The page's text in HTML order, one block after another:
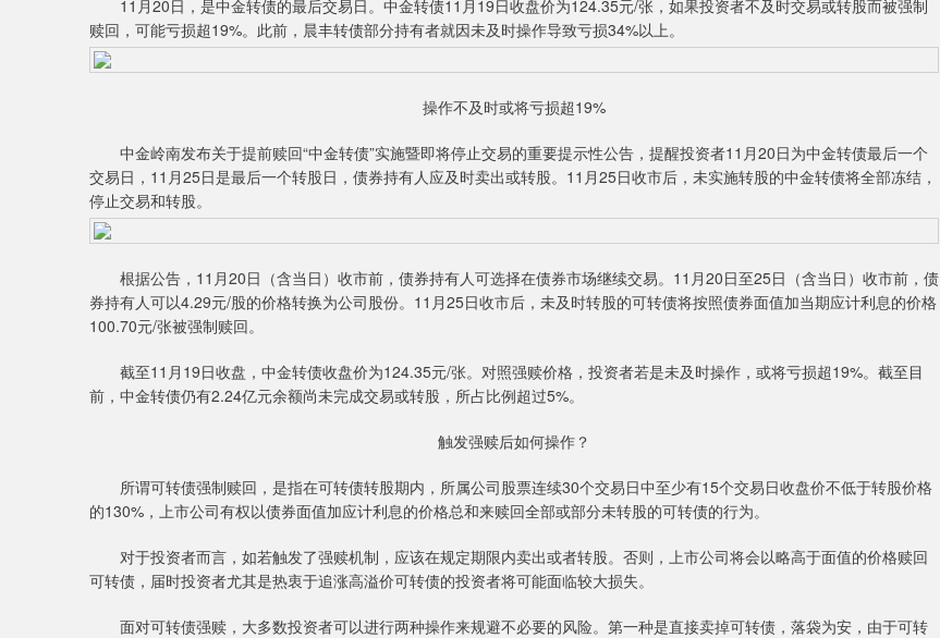
11月20日，是中金转债的最后交易日。中金转债11月19日收盘价为124.35元/张，如果投资者不及时交易或转股而被强制
赎回，可能亏损超19%。此前，晨丰转债部分持有者就因未及时操作导致亏损34%以上。
操作不及时或将亏损超19%
中金岭南发布关于提前赎回“中金转债”实施暨即将停止交易的重要提示性公告，提醒投资者11月20日为中金转债最后一个
交易日，11月25日是最后一个转股日，债券持有人应及时卖出或转股。11月25日收市后，未实施转股的中金转债将全部冻结，
停止交易和转股。
根据公告，11月20日（含当日）收市前，债券持有人可选择在债券市场继续交易。11月20日至25日（含当日）收市前，债
券持有人可以4.29元/股的价格转换为公司股份。11月25日收市后，未及时转股的可转债将按照债券面值加当期应计利息的价格
100.70元/张被强制赎回。
截至11月19日收盘，中金转债收盘价为124.35元/张。对照强赎价格，投资者若是未及时操作，或将亏损超19%。截至目
前，中金转债仍有2.24亿元余额尚未完成交易或转股，所占比例超过5%。
触发强赎后如何操作？
所谓可转债强制赎回，是指在可转债转股期内，所属公司股票连续30个交易日中至少有15个交易日收盘价不低于转股价格
的130%，上市公司有权以债券面值加应计利息的价格总和来赎回全部或部分未转股的可转债的行为。
对于投资者而言，如若触发了强赎机制，应该在规定期限内卖出或者转股。否则，上市公司将会以略高于面值的价格赎回
可转债，届时投资者尤其是热衷于追涨高溢价可转债的投资者将可能面临较大损失。
面对可转债强赎，大多数投资者可以进行两种操作来规避不必要的风险。第一种是直接卖掉可转债，落袋为安，由于可转